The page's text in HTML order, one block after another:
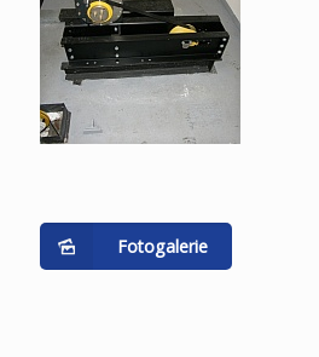
Fotogalerie